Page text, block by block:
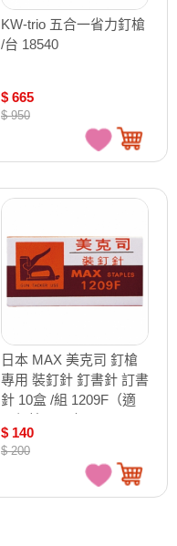
KW-trio 五合一省力釘槍
/台 18540
$ 665
$ 950
日本 MAX 美克司 釘槍
專用 裝釘針 釘書針 訂書
針 10盒 /組 1209F（適
$ 140
$ 200